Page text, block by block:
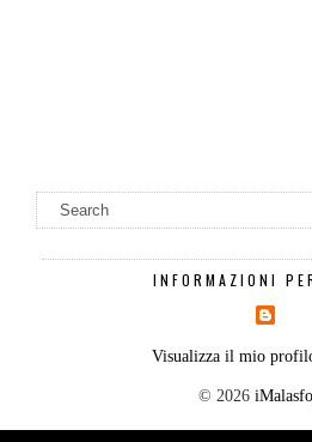
INFORMAZIONI
Visualizza il mio
© 2026